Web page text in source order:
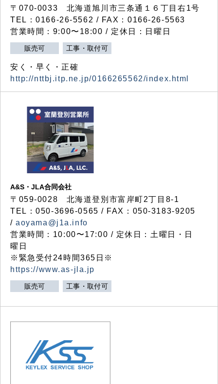
〒070-0033 北海道旭川市三条通１６丁目右1号
TEL：0166-26-5562 / FAX：0166-26-5563
営業時間：9:00〜18:00 / 定休日：日曜日
販売可 工事・取付可
安く・早く・正確
http://nttbj.itp.ne.jp/0166265562/index.html
A&S・JLA合同会社
〒 059-0028 北海道登別市富岸町2丁目 8-1
TEL：050-3696-0565 / FAX：050-3183-9205
/aoyama@j1a.info
営業時間：10:00〜17:00 / 定休日：土曜日・日
曜日
※緊急受付24時間365日※
https://www.as-jla.jp
販売可 工事・取付可